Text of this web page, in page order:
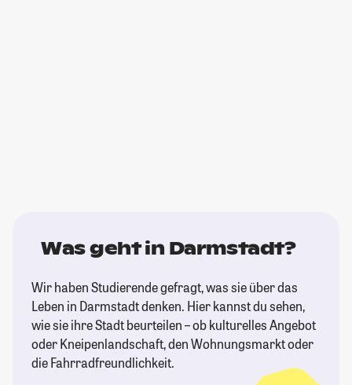
Was geht in Darmstadt?
Wir haben Studierende gefragt, was sie über das
Leben in Darmstadt denken. Hier kannst du sehen,
wie sie ihre Stadt beurteilen – ob kulturelles Angebot
oder Kneipenlandschaft, den Wohnungsmarkt oder
die Fahrradfreundlichkeit.